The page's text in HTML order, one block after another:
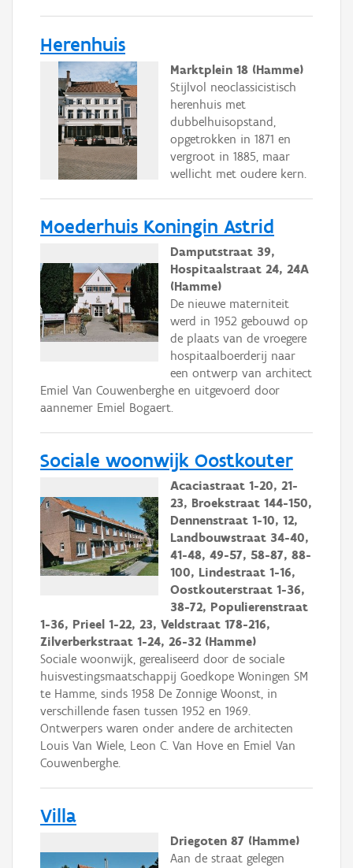
Herenhuis
Marktplein 18 (Hamme)
Stijlvol neoclassicistisch
herenhuis met
dubbelhuisopstand,
opgetrokken in 1871 en
vergroot in 1885, maar
wellicht met oudere kern.
Moederhuis Koningin Astrid
Damputstraat 39,
Hospitaalstraat 24, 24A
(Hamme)
De nieuwe materniteit
werd in 1952 gebouwd op
de plaats van de vroegere
hospitaalboerderij naar
een ontwerp van architect
Emiel Van Couwenberghe en uitgevoerd door
aannemer Emiel Bogaert.
Sociale woonwijk Oostkouter
Acaciastraat 1-20, 21-
23, Broekstraat 144-150,
Dennenstraat 1-10, 12,
Landbouwstraat 34-40,
41-48, 49-57, 58-87, 88-
100, Lindestraat 1-16,
Oostkouterstraat 1-36,
38-72, Populierenstraat
1-36, Prieel 1-22, 23, Veldstraat 178-216,
Zilverberkstraat 1-24, 26-32 (Hamme)
Sociale woonwijk, gerealiseerd door de sociale
huisvestingsmaatschappij Goedkope Woningen SM
te Hamme, sinds 1958 De Zonnige Woonst, in
verschillende fasen tussen 1952 en 1969.
Ontwerpers waren onder andere de architecten
Louis Van Wiele, Leon C. Van Hove en Emiel Van
Couwenberghe.
Villa
Driegoten 87 (Hamme)
Aan de straat gelegen